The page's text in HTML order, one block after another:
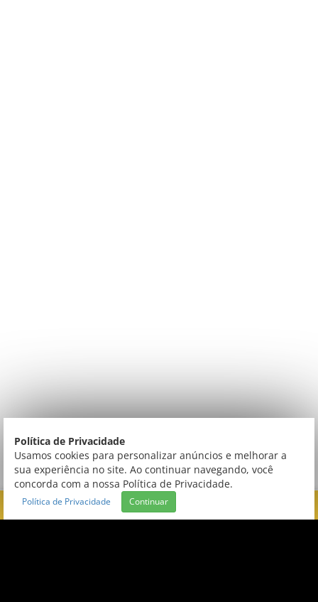
Política de Privacidade
Usamos cookies para personalizar anúncios e melhorar a
sua experiência no site. Ao continuar navegando, você
concorda com a nossa Política de Privacidade.
Política de Privacidade Continuar
FILTRAR